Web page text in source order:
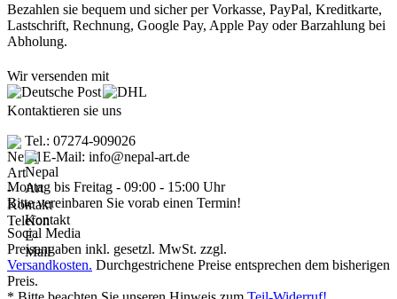
Bezahlen sie bequem und sicher per Vorkasse, PayPal, Kreditkarte,
Lastschrift, Rechnung, Google Pay, Apple Pay oder Barzahlung bei
Abholung.
Wir versenden mit
Kontaktieren sie uns
Tel.: 07274-909026
E-Mail: info@nepal-art.de
Montag bis Freitag - 09:00 - 15:00 Uhr
Bitte vereinbaren Sie vorab einen Termin!
Social Media
Preisangaben inkl. gesetzl. MwSt. zzgl.
Versandkosten. Durchgestrichene Preise entsprechen dem bisherigen
Preis.